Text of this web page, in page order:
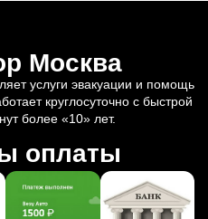
Москва
услуги эвакуации и помощь
круглосуточно с быстрой
более «10» лет.
оплаты